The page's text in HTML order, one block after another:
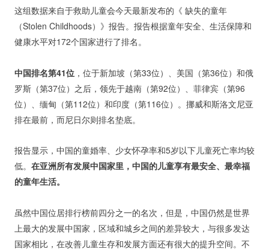
这组数据来自于救助儿童会今天最新发布的《 缺失的童年
（Stolen Childhoods）》报告。报告根据童年安全、生活保障和
健康水平对172个国家进行了排名。
中国排名第41位 ，位于新加坡（第33位）、美国（第36位）和俄
罗斯（第37位）之后，领先于越南（第92位）、菲律宾（第96
位）、缅甸（第112位）和印度（第116位）。挪威和斯洛文尼亚
排在最前，而尼日尔则排名垫底。
报告显示，中国的童婚率、少女怀孕率和5岁以下儿童死亡率均较
低。 在亚洲所有发展中国家里，中国的儿童享有最安全、最幸福
的童年生活。
虽然中国位居排行榜前四分之一的名次，但是，中国仍然是世界
上最大的发展中国家，区域和城乡之间的差异较大，与很多发达
国家相比，在改善儿童生存和发展方面还有很大的提升空间。不